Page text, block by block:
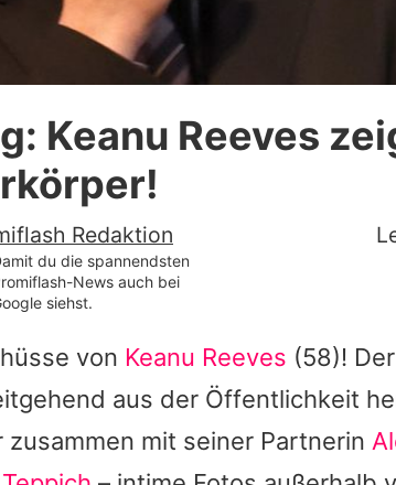
Impressum
Datenschutzerklärung
Nutzungsbedingungen
Utiq verwalten
Keanu Reeves
Redaktion
du die spannendsten
News auch bei
siehst.
von Keanu Reeves (58)!
aus der Öffentlichkeit
mit seiner Partnerin